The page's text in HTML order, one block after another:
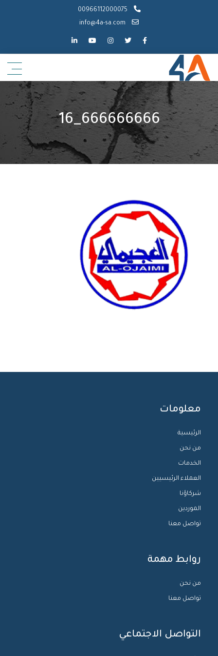
666666666_16
معلومات
الرئيسية
من نحن
الخدمات
العملاء الرئيسيين
شركاؤنا
الموردين
تواصل معنا
روابط مهمة
من نحن
تواصل معنا
التواصل الاجتماعي